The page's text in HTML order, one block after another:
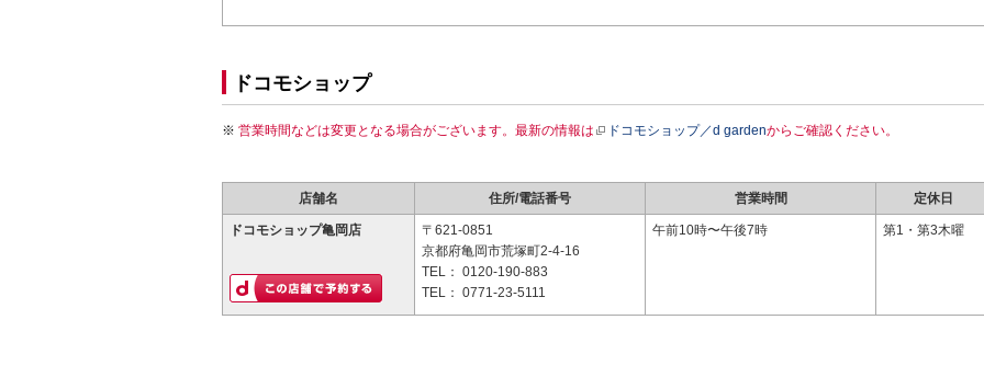
ドコモショップ
営業時間などは変更となる場合がございます。最新の情報は ドコモショップ／d gardenからご確認ください。
店舗名 住所/電話番号 営業時間 定休日
ドコモショップ亀岡店
〒621-0851
京都府亀岡市荒塚町2-4-16
TEL： 0120-190-883
TEL： 0771-23-5111
午前10時〜午後7時 第1・第3木曜